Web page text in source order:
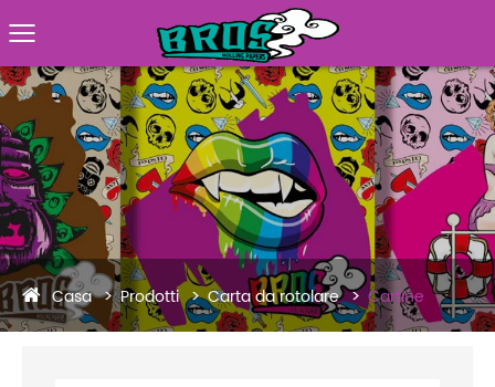
Casa Prodotti Carta da rotolare Cartine